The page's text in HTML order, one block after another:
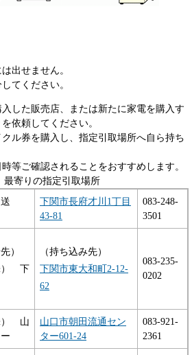
出せません。
てください。
した販売店、または新たに家電を購入す
依頼してください。
ル券を購入し、指定引取場所へ自ら持ち
等ご確認されることをおすすめします。
最寄りの指定引取場所
下関市長府才川1丁目
43-81
083-248-
3501
）
） 下
（持ち込み先）
下関市東大和町2-12-
62
083-235-
0202
） 山
山口市朝田流通セン
ター601-24
083-921-
2361